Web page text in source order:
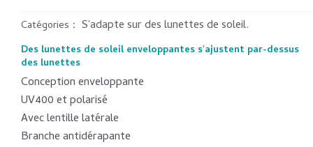
Catégories： S'adapte sur des lunettes de soleil.
Des lunettes de soleil enveloppantes s'ajustent par-dessus
des lunettes
Conception enveloppante
UV400 et polarisé
Avec lentille latérale
Branche antidérapante